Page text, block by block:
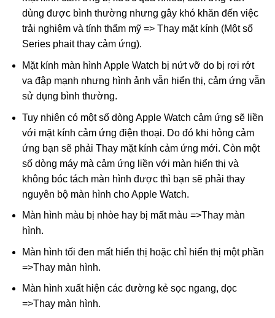
dùng được bình thường nhưng gây khó khăn đến việc
trải nghiệm và tính thẩm mỹ => Thay mặt kính (Một số
Series phait thay cảm ứng).
Mặt kính màn hình Apple Watch bị nứt vỡ do bị rơi rớt
va đập mạnh nhưng hình ảnh vẫn hiển thị, cảm ứng vẫn
sử dụng bình thường.
Tuy nhiên có một số dòng Apple Watch cảm ứng sẽ liền
với mặt kính cảm ứng điện thoại. Do đó khi hỏng cảm
ứng bạn sẽ phải Thay mặt kính cảm ứng mới. Còn một
số dòng máy mà cảm ứng liền với màn hiển thị và
không bóc tách màn hình được thì bạn sẽ phải thay
nguyên bộ màn hình cho Apple Watch.
Màn hình màu bị nhòe hay bị mất màu =>Thay màn
hình.
Màn hình tối đen mất hiển thị hoặc chỉ hiển thị một phần
=>Thay màn hình.
Màn hình xuất hiện các đường kẻ sọc ngang, dọc
=>Thay màn hình.